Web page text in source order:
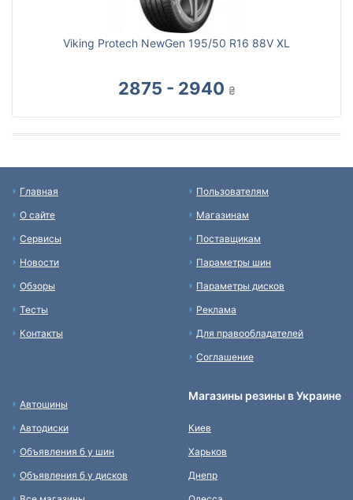
Viking Protech NewGen 195/50 R16 88V XL
2875 - 2940 ₴
Главная
О сайте
Сервисы
Новости
Обзоры
Тесты
Контакты
Пользователям
Магазинам
Поставщикам
Параметры шин
Параметры дисков
Реклама
Для правообладателей
Соглашение
Автошины
Автодиски
Объявления б у шин
Объявления б у дисков
Магазины резины в Украине
Киев
Харьков
Днепр